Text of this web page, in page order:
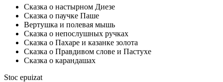
Сказка о настырном Диезе
Сказка о паучке Паше
Вертушка и полевая мышь
Сказка о непослушных ручках
Сказка о Пахаре и казанке золота
Сказка о Правдивом слове и Пастухе
Сказка о карандашах
Stoc epuizat